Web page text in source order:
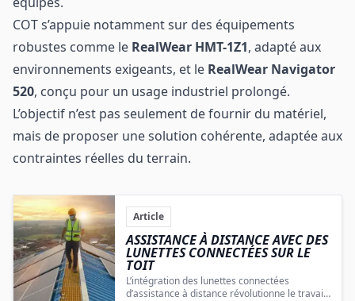
COT s’appuie notamment sur des équipements
robustes comme le RealWear HMT-1Z1, adapté aux
environnements exigeants, et le RealWear Navigator
520, conçu pour un usage industriel prolongé.
L’objectif n’est pas seulement de fournir du matériel,
mais de proposer une solution cohérente, adaptée aux
contraintes réelles du terrain.
Article
ASSISTANCE À DISTANCE AVEC DES
LUNETTES CONNECTÉES SUR LE
TOIT
L’intégration des lunettes connectées
d’assistance à distance révolutionne le travail